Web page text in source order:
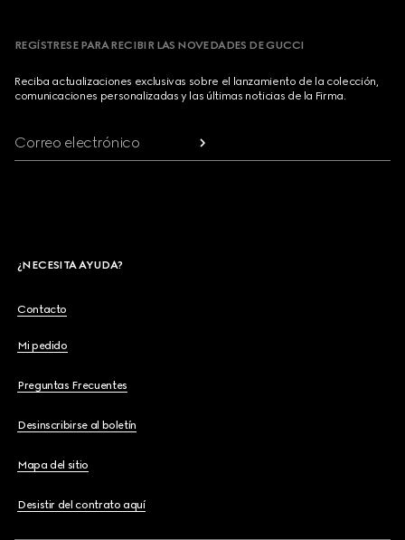
REGÍSTRESE PARA RECIBIR LAS NOVEDADES DE GUCCI
Reciba actualizaciones exclusivas sobre el lanzamiento de la colección,
comunicaciones personalizadas y las últimas noticias de la Firma.
Correo electrónico
¿NECESITA AYUDA?
Contacto
Mi pedido
Preguntas Frecuentes
Desinscribirse al boletín
Mapa del sitio
Desistir del contrato aquí